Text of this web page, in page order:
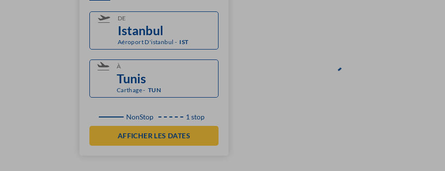
DE
Aéroport D'istanbul - IST
À
Carthage- TUN
NonStop 1 stop
AFFICHER LES DATES